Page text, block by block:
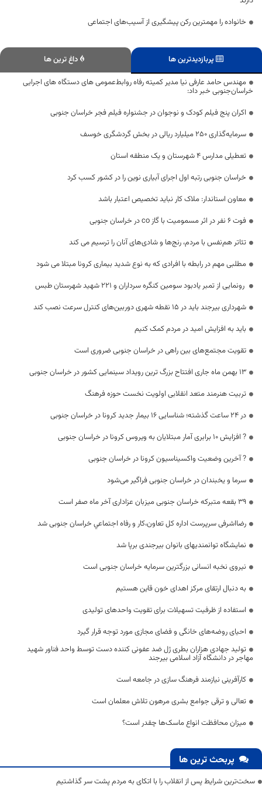
خانواده را مهمترین رکن پیشگیری از آسیب‌های اجتماعی
پربازدیدترین ها
داغ ترین ها
مهندس حامد عارفی نیا مدیر کمیته رفاه روابط‌عمومی های دستگاه های اجرایی
خراسان‌جنوبی خبر داد:
اکران پنج فیلم کودک و نوجوان در جشنواره فیلم فجر خراسان جنوبی
سرمایه‌گذاری ۲۵۰ میلیارد ریالی در بخش گردشگری خوسف
تعطیلی مدارس 4 شهرستان و یک منطقه استان
خراسان جنوبی رتبه اول اجرای آبیاری نوین را در کشور کسب کرد
معاون استاندار: ملاک کار نباید تخصیص اعتبار باشد
فوت ۶ نفر در اثر مسمومیت با گاز co در خراسان جنوبی
تئاتر هم‌نفس با مردم، رنج‌ها و شادی‌های آنان را ترسیم می کند
مطلبی مهم در رابطه با افرادی که‌ به نوع شدید بیماری کرونا مبتلا می شود
رونمایی از تمبر یادبود سومین کنگره سرداران و ۲۲۱ شهید شهرستان طبس
شهرداری بیرجند باید در ۱۵ نقطه شهری دوربین‌های کنترل سرعت نصب کند
باید به افزایش امید در مردم کمک کنیم
تقویت مجتمع‌های بین راهی در خراسان جنوبی ضروری است
١٣ بهمن ماه جاری افتتاح بزرگ ترین رویداد سینمایی کشور در خراسان جنوبی
تربیت هنرمند متعد انقلابی اولویت نخست حوزه فرهنگ
در 24 ساعت گذشته؛ شناسایی 16 بیمار جدید کرونا در خراسان جنوبی
? افزایش 10 برابری آمار مبتلایان به ویروس کرونا در خراسان جنوبی
? آخرین وضعیت واکسیناسیون کرونا در خراسان جنوبی
سرما و یخبندان در خراسان جنوبی فراگیر می‌شود
۳۹ بقعه متبرکه خراسان جنوبی میزبان عزاداری آخر ماه صفر است
رضااشرفی سرپرست اداره کل تعاون،کار و رفاه اجتماعي خراسان جنوبی شد
نمایشگاه توانمندیهای بانوان بیرجندی برپا شد
نیروی نخبه انسانی بزرگترین سرمایه خراسان جنوبی است
به دنبال ارتقای مرکز اهدای خون قاین هستیم
استفاده از ظرفیت تسهیلات برای تقویت واحدهای تولیدی
احیای روضه‌های خانگی و فضای مجازی مورد توجه قرار گیرد
تولید جهادی هزاران بطری ژل ضد عفونی کننده دست توسط واحد فناور شهید
مهاجر در دانشگاه آزاد اسلامی بیرجند
کارآفرینی نیازمند فرهنگ سازی در جامعه است
تعالی و ترقی جوامع بشری مرهون تلاش‌ معلمان است
میزان محافظت انواع ماسک‌ها چقدر است؟
پربحث ترین ها
سخت‌ترین شرایط پس از انقلاب را با اتکای به مردم پشت سر گذاشتیم